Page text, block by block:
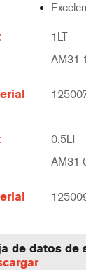
1LT
AM31
0.5LT
AM31
de datos de